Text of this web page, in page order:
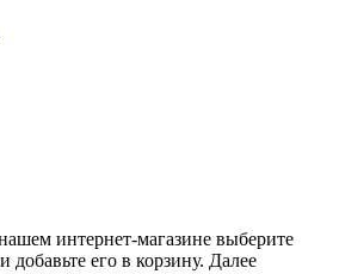
интернет-магазине выберите
его в корзину. Далее